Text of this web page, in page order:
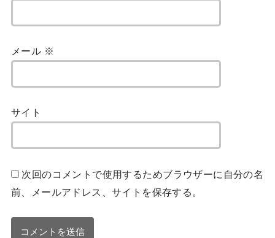
メール ※
サイト
次回のコメントで使用するためブラウザーに自分の名
前、メールアドレス、サイトを保存する。